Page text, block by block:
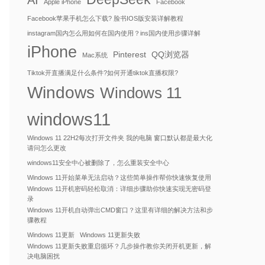
Apple iPhone Facebook
Facebook苹果手机怎么下载? 脸书IOS版安装详解教程
instagram国内怎么用如何在国内使用？ins国内使用步骤详解
iPhone Mac系统 Pinterest QQ浏览器
Tiktok开直播满足什么条件?如何开通tiktok直播权限?
Windows Windows 11
windows11
Windows 11 22H2每次打开文件夹 我的电脑 窗口默认都是最大化
请问怎么更改
windows11安全中心被删除了，怎么重装安全中心
Windows 11开始菜单无法启动？这些简单操作帮你快速恢复使用
Windows 11开机密码轻松取消：详细步骤助你快速实现无密码登
录
Windows 11开机自动弹出CMD窗口？这里有详细的解决方法和步
骤教程
Windows 11更新
Windows 11更新失败
Windows 11更新失败重启循环？几步操作教你关闭开机更新，解
决电脑困扰